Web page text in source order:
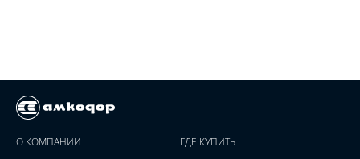
О КОМПАНИИ ГДЕ КУПИТЬ